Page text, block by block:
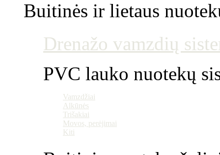
Buitinės ir lietaus
Drenažo vamzdių
PVC lauko nuotekų
Vamzdžiai
Alkūnės
Trišakiai
Movos, perėjimai
Kiti